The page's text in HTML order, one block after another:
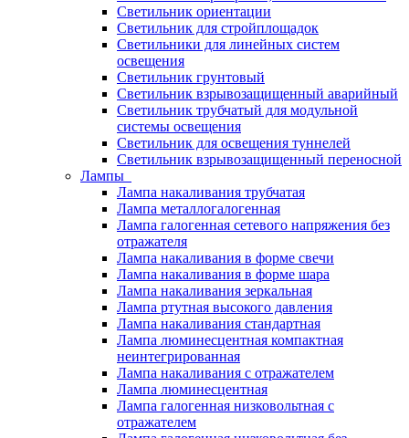
Светильник ориентации
Светильник для стройплощадок
Светильники для линейных систем
освещения
Светильник грунтовый
Светильник взрывозащищенный аварийный
Светильник трубчатый для модульной
системы освещения
Светильник для освещения туннелей
Светильник взрывозащищенный переносной
Лампы
Лампа накаливания трубчатая
Лампа металлогалогенная
Лампа галогенная сетевого напряжения без
отражателя
Лампа накаливания в форме свечи
Лампа накаливания в форме шара
Лампа накаливания зеркальная
Лампа ртутная высокого давления
Лампа накаливания стандартная
Лампа люминесцентная компактная
неинтегрированная
Лампа накаливания с отражателем
Лампа люминесцентная
Лампа галогенная низковольтная с
отражателем